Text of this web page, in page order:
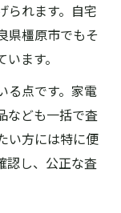
られます。自宅
県橿原市でもそ
ます。
る点です。家電
なども一括で査
い方には特に便
認し、公正な査